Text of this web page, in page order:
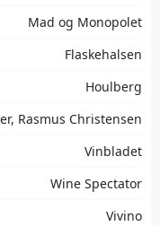
Mad og Monopolet
Flaskehalsen
Houlberg
Rasmus Christensen
Vinbladet
Wine Spectator
Vivino